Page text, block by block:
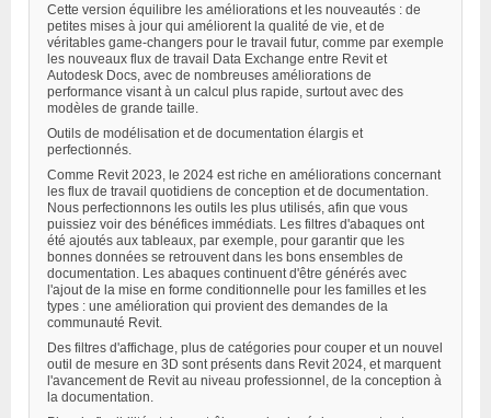
Cette version équilibre les améliorations et les nouveautés : de
petites mises à jour qui améliorent la qualité de vie, et de
véritables game-changers pour le travail futur, comme par exemple
les nouveaux flux de travail Data Exchange entre Revit et
Autodesk Docs, avec de nombreuses améliorations de
performance visant à un calcul plus rapide, surtout avec des
modèles de grande taille.
Outils de modélisation et de documentation élargis et
perfectionnés.
Comme Revit 2023, le 2024 est riche en améliorations concernant
les flux de travail quotidiens de conception et de documentation.
Nous perfectionnons les outils les plus utilisés, afin que vous
puissiez voir des bénéfices immédiats. Les filtres d'abaques ont
été ajoutés aux tableaux, par exemple, pour garantir que les
bonnes données se retrouvent dans les bons ensembles de
documentation. Les abaques continuent d'être générés avec
l'ajout de la mise en forme conditionnelle pour les familles et les
types : une amélioration qui provient des demandes de la
communauté Revit.
Des filtres d'affichage, plus de catégories pour couper et un nouvel
outil de mesure en 3D sont présents dans Revit 2024, et marquent
l'avancement de Revit au niveau professionnel, de la conception à
la documentation.